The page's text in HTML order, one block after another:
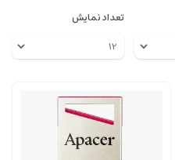
تعداد نمایش